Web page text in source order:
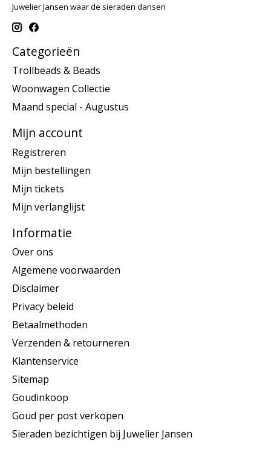
Juwelier Jansen waar de sieraden dansen
Categorieën
Trollbeads & Beads
Woonwagen Collectie
Maand special - Augustus
Mijn account
Registreren
Mijn bestellingen
Mijn tickets
Mijn verlanglijst
Informatie
Over ons
Algemene voorwaarden
Disclaimer
Privacy beleid
Betaalmethoden
Verzenden & retourneren
Klantenservice
Sitemap
Goudinkoop
Goud per post verkopen
Sieraden bezichtigen bij Juwelier Jansen